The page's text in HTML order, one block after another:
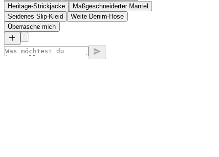
Heritage-Strickjacke
Maßgeschneiderter Mantel
Seidenes Slip-Kleid
Weite Denim-Hose
Überrasche mich